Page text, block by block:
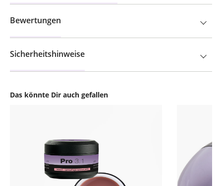
Das könnte Dir auch gefallen
Bewertungen
Sicherheitshinweise